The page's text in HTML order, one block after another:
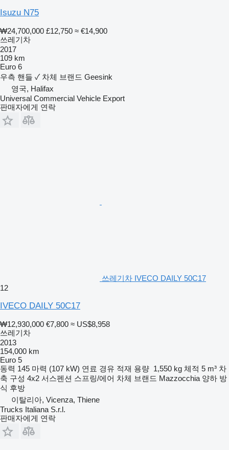
Isuzu N75
₩24,700,000 £12,750 ≈ €14,900
쓰레기차
2017
109 km
Euro 6
우측 핸들 ✓ 차체 브랜드 Geesink
영국, Halifax
Universal Commercial Vehicle Export
판매자에게 연락
쓰레기차 IVECO DAILY 50C17
12
IVECO DAILY 50C17
₩12,930,000 €7,800 ≈ US$8,958
쓰레기차
2013
154,000 km
Euro 5
동력 145 마력 (107 kW) 연료 경유 적재 용량 1,550 kg 체적 5 m³ 차
축 구성 4x2 서스펜션 스프링/에어 차체 브랜드 Mazzocchia 양하 방
식 후방
이탈리아, Vicenza, Thiene
Trucks Italiana S.r.l.
판매자에게 연락